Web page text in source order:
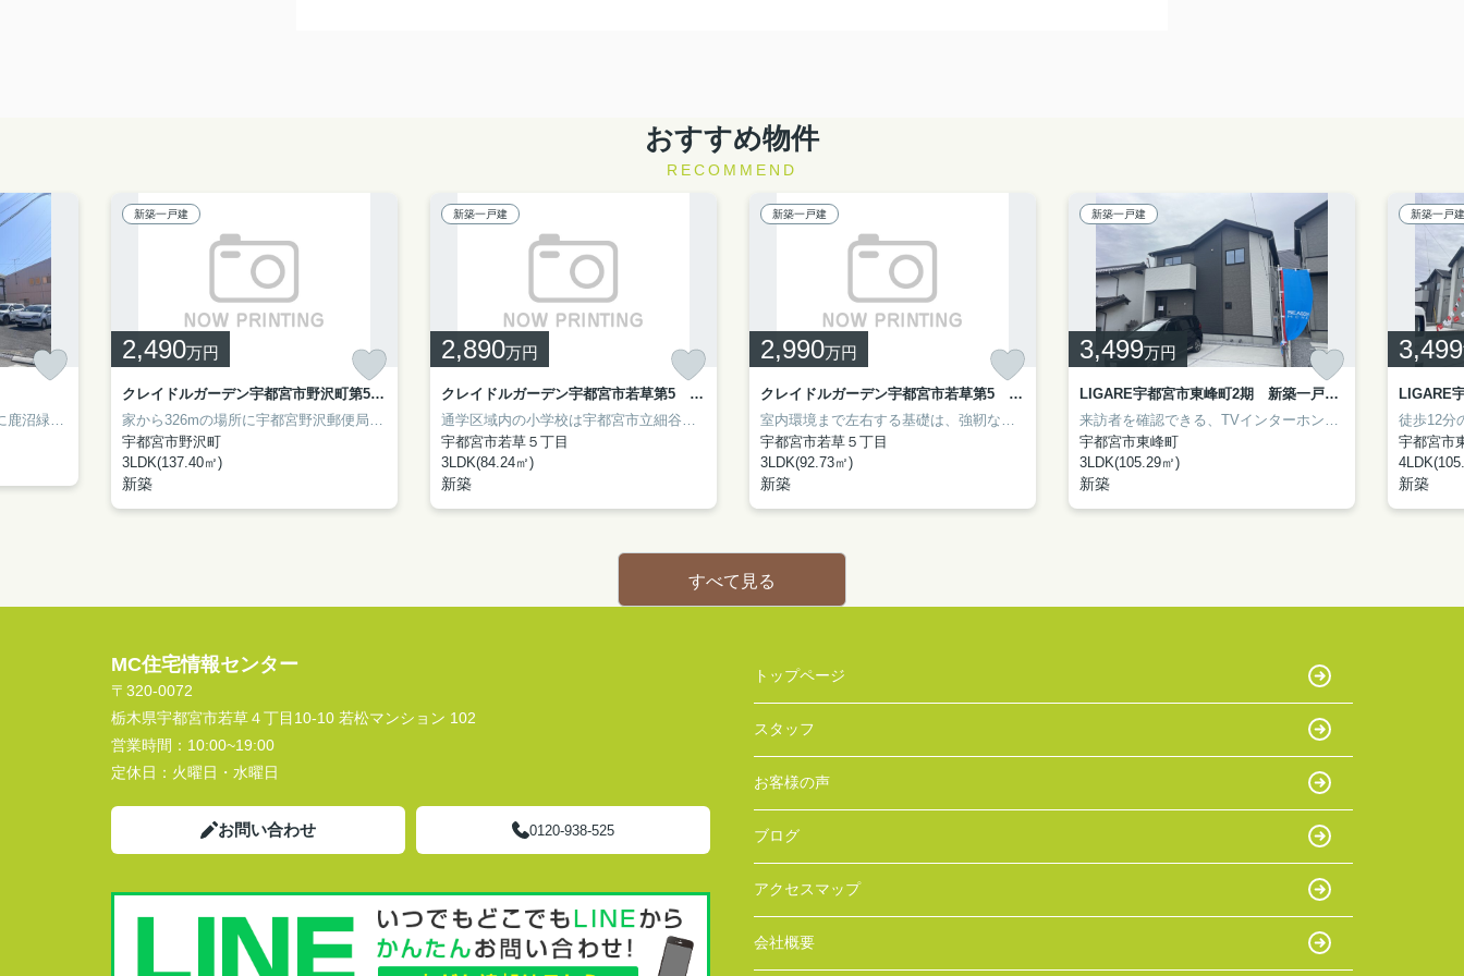
おすすめ物件
RECOMMEND
こちらの物件から493mの場所に鹿沼緑町郵便局があります。こちらの物件から422m以内に「業務スーパー 鹿沼店」があります。駐車可能なスペースは4台となっています。広めの空間です。給湯設備は今となってはなくてはならないですよね。築年数は経っていますが、その分お値打ちの物件です。
新築一戸建
2,490万円
クレイドルガーデン宇都宮市野沢町第5 新築一戸建て 1号棟
家から326mの場所に宇都宮野沢郵便局があります。18帖以上もあるリビングでゆったりとした生活を送りませんか。デザイン性のあるシステムキッチン付きなので、キッチンがお洒落なスペースになっています。当社は、宇都宮市の東武宇都宮線東武宇都宮付近で住まい探しをサポートしております。お引っ越しを検討しているのであれば、まずはご連絡くださいませ。
宇都宮市野沢町
3LDK(137.40㎡)
新築
新築一戸建
2,890万円
クレイドルガーデン宇都宮市若草第5 新築一戸建て 2号棟
通学区域内の小学校は宇都宮市立細谷小学校で徒歩7分です。この物件は広々としたシステムキッチンなので、普段の料理も楽しくなるでしょう。浴室が1坪以上あるので、ゆったりとお風呂タイムを過ごせます。生活環境が整った宇都宮市なら、きっと充実した生活が送れるでしょう。不動産購入をお考えであれば、お気軽にお問い合わせください。
宇都宮市若草５丁目
3LDK(84.24㎡)
新築
新築一戸建
2,990万円
クレイドルガーデン宇都宮市若草第5 新築一戸建て 1号棟
室内環境まで左右する基礎は、強靭なベタ基礎となっております。新築戸建ての物件は、室内のレイアウトも自分好みに変更可能です。解放感溢れる3LDKの物件はこちらです。建物面積92.73平米で広々している物件です。お引越しをお考えの方は、当社スタッフまでご連絡ください。お問い合わせいただければ、宇都宮市の東武宇都宮線東武宇都宮付近にある不動産情報をご紹介致します。
宇都宮市若草５丁目
3LDK(92.73㎡)
新築
新築一戸建
3,499万円
LIGARE宇都宮市東峰町2期 新築一戸建て 4号棟
来訪者を確認できる、TVインターホン付きです。シャッターがあると、夏場の太陽光の暑さを和らげることができますよ。外干しできないときも居室の一部を物干しスペースにしなくて済む、浴室乾燥機付きの物件です。新生活をはじめる方にお勧めな3LDKの物件があります。一戸建てをお探しなら、宇都宮市の宇都宮芳賀ライト線陽東３丁目周辺に強い当社までご連絡ください。信頼できるスタッフが住まい探しをサポート致します。
宇都宮市東峰町
3LDK(105.29㎡)
新築
新築一戸建
3,499
宇都宮市
新築
すべて見る
MC住宅情報センター
〒320-0072
栃木県宇都宮市若草４丁目10-10 若松マンション 102
営業時間： 10:00~19:00
定休日： 火曜日・水曜日
お問い合わせ 0120-938-525
トップページ
スタッフ
お客様の声
ブログ
アクセスマップ
会社概要